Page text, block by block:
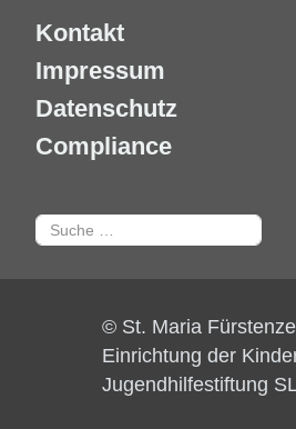
Kontakt
Impressum
Datenschutz
Compliance
Suchen
© St. Maria
Einrichtung der
Jugendhilfestiftung